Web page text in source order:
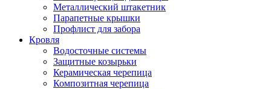
Металлический штакетник
Парапетные крышки
Профлист для забора
Кровля
Водосточные системы
Защитные козырьки
Керамическая черепица
Композитная черепица